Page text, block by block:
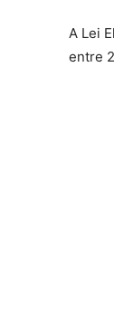
A Lei
entre